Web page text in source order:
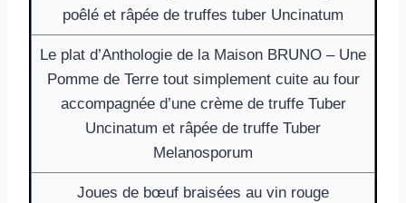
poêlé et râpée de truffes tuber Uncinatum
Le plat d’Anthologie de la Maison BRUNO – Une
Pomme de Terre tout simplement cuite au four
accompagnée d’une crème de truffe Tuber
Uncinatum et râpée de truffe Tuber
Melanosporum
Joues de bœuf braisées au vin rouge